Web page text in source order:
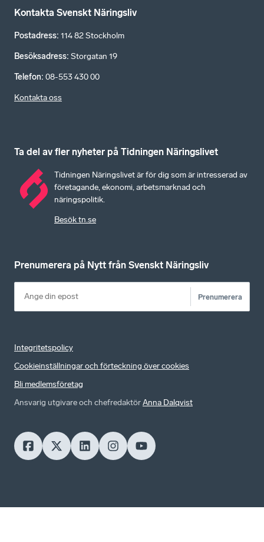
Kontakta Svenskt Näringsliv
Postadress: 114 82 Stockholm
Besöksadress: Storgatan 19
Telefon: 08-553 430 00
Kontakta oss
Ta del av fler nyheter på Tidningen Näringslivet
Tidningen Näringslivet är för dig som är intresserad av
företagande, ekonomi, arbetsmarknad och
näringspolitik.
Besök tn.se
Prenumerera på Nytt från Svenskt Näringsliv
Prenumerera
Integritetspolicy
Cookieinställningar och förteckning över cookies
Bli medlemsföretag
Ansvarig utgivare och chefredaktörAnna Dalqvist